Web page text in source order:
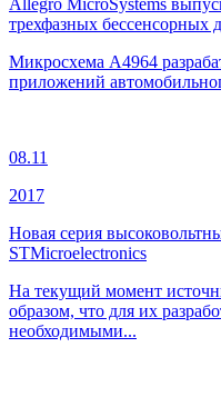
трехфазных бессенсорных
Микросхема A4964
приложений
08.11
2017
Новая серия
STMicroelectronics
На текущий момент
образом, что для их
необходимыми...